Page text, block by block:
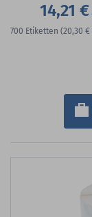
14,21 €
700 Etiketten (20,30 €